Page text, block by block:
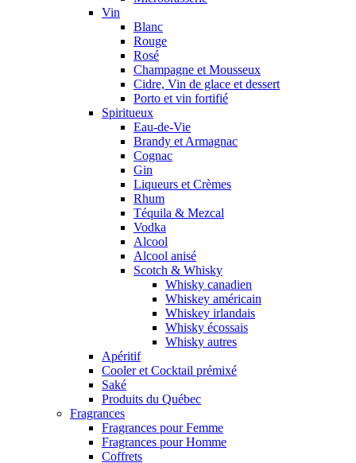
Vin
Blanc
Rouge
Rosé
Champagne et Mousseux
Cidre, Vin de glace et dessert
Porto et vin fortifié
Spiritueux
Eau-de-Vie
Brandy et Armagnac
Cognac
Gin
Liqueurs et Crèmes
Rhum
Téquila & Mezcal
Vodka
Alcool
Alcool anisé
Scotch & Whisky
Whisky canadien
Whiskey américain
Whiskey irlandais
Whisky écossais
Whisky autres
Apéritif
Cooler et Cocktail prémixé
Saké
Produits du Québec
Fragrances
Fragrances pour Femme
Fragrances pour Homme
Coffrets